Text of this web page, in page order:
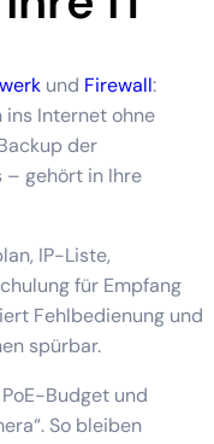
und Firewall:
ins Internet ohne
der
– gehört in Ihre
IP-Liste,
für Empfang
Fehlbedienung und
spürbar.
Budget und
So bleiben